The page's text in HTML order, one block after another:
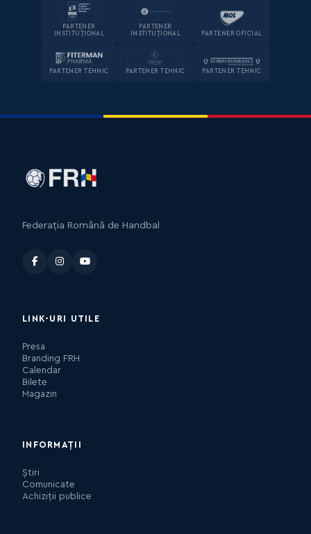
PARTENER
INSTITUȚIONAL
PARTENER
INSTITUȚIONAL
PARTENER OFICIAL
PARTENER TEHNIC PARTENER TEHNIC PARTENER TEHNIC
Federația Română de Handbal
LINK-URI UTILE
Presa
Branding FRH
Calendar
Bilete
Magazin
INFORMAȚII
Știri
Comunicate
Achiziții publice